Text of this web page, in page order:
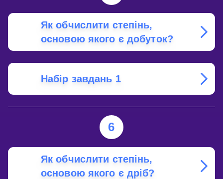
Як обчислити степінь,
основою якого є добуток?
Набір завдань 1
6
Як обчислити степінь,
основою якого є дріб?